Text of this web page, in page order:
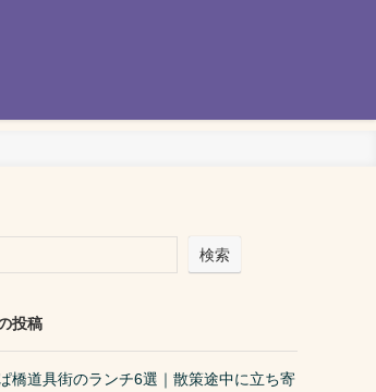
検索
投稿
橋道具街のランチ6選｜散策途中に立ち寄